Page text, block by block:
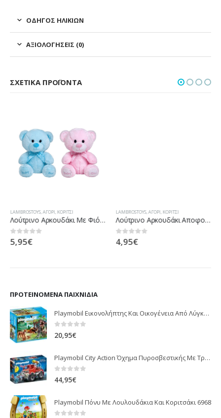
ΟΔΗΓΌΣ ΗΛΙΚΙΏΝ
ΑΞΙΟΛΟΓΉΣΕΙΣ (0)
ΣΧΕΤΙΚΆ ΠΡΟΪΌΝΤΑ
LAMBROSTOYS,ΑΓΌΡΙ,ΚΟΡΊΤΣΙ
Λούτρινο Αρκουδάκι Με Φιόγκο 20Εκ. Σε 2 Χρώματα (Ροζ, Σιέλ) 1961
0out of 5
5,95€
LAMBROSTOYS,ΑΓΌΡΙ,ΚΟΡΊΤΣΙ
Λούτρινο Αρκουδάκι Αποφοίτηση Σε 2 Χρώματα 16Εκ 1849
0out of 5
4,95€
ΠΡΟΤΕΙΝΌΜΕΝΑ ΠΑΙΧΝΊΔΙΑ
Playmobil Εικονολήπτης Και Οικογένεια Από Λύγκες 5561
0 out of 5
20,95€
Playmobil City Action Όχημα Πυροσβεστικής Με Τροχαλία Ρυμούλκησης 9466
0 out of 5
44,95€
Playmobil Πόνυ Με Λουλουδάκια Και Κοριτσάκι 6968